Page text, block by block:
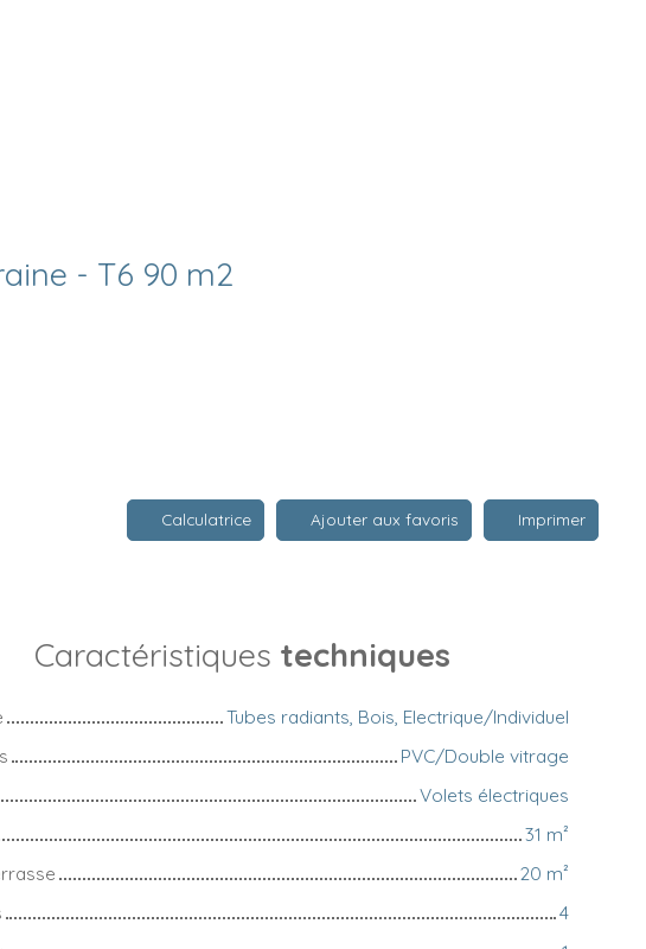
- T6 90 m2
Calculatrice Ajouter aux favoris Imprimer
Caractéristiques techniques
Tubes radiants, Bois, Electrique/Individuel
PVC/Double vitrage
Volets électriques
31 m²
20 m²
4